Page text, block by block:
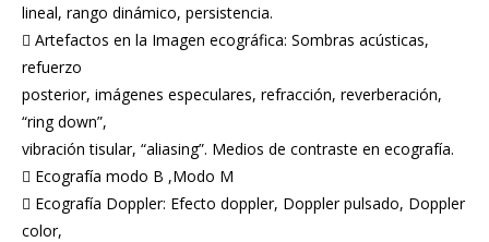
lineal, rango dinámico, persistencia.
 Artefactos en la Imagen ecográfica: Sombras acústicas,
refuerzo
posterior, imágenes especulares, refracción, reverberación,
“ring down”,
vibración tisular, “aliasing”. Medios de contraste en ecografía.
 Ecografía modo B ,Modo M
 Ecografía Doppler: Efecto doppler, Doppler pulsado, Doppler
color,